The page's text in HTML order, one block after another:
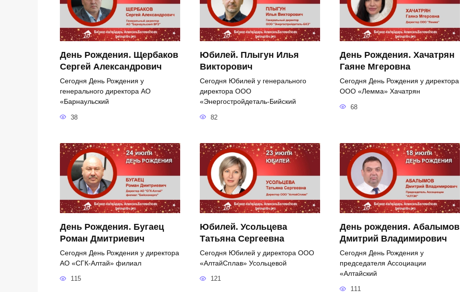
День Рождения. Щербаков
Сергей Александрович
Сегодня День Рождения у
генерального директора АО
«Барнаульский
38
Юбилей. Плыгун Илья
Викторович
Сегодня Юбилей у генерального
директора ООО
«Энергостройдеталь-Бийский
82
День Рождения. Хачатрян
Гаяне Мгеровна
Сегодня День Рождения у директора
ООО «Лемма» Хачатрян
68
День Рождения. Бугаец
Роман Дмитриевич
Сегодня День Рождения у директора
АО «СГК-Алтай» филиал
115
Юбилей. Усольцева
Татьяна Сергеевна
Сегодня Юбилей у директора ООО
«АлтайСплав» Усольцевой
121
День рождения. Абалымов
Дмитрий Владимирович
Сегодня День Рождения у
председателя Ассоциации
«Алтайский
111